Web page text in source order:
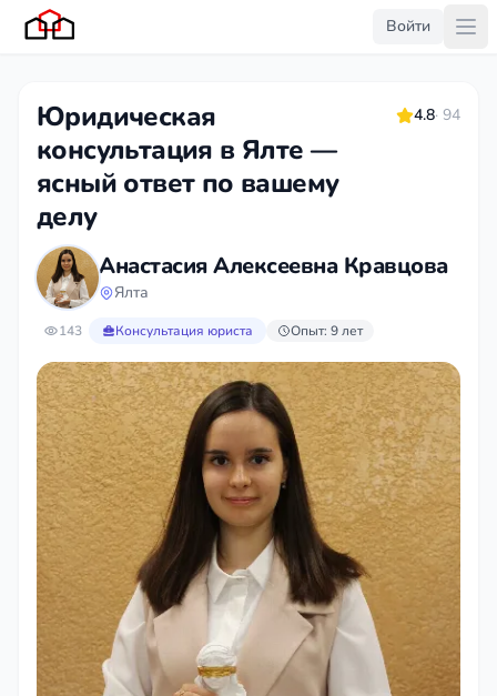
Войти
Юридическая
консультация в Ялте —
ясный ответ по вашему
делу
4.8· 94
Анастасия Алексеевна Кравцова
Ялта
143 Консультация юриста Опыт: 9 лет